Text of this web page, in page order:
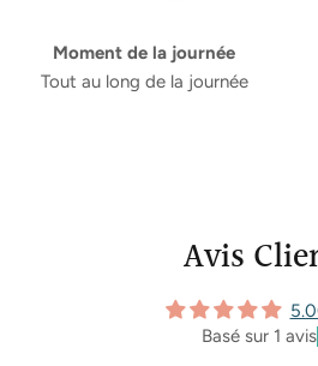
Moment de la journée
Tout au long de la journée
Avis
Basé sur 1 avis